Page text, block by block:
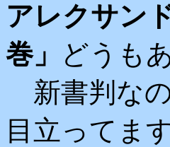
アレクサン
巻」
どうも
新書判な
目立ってま